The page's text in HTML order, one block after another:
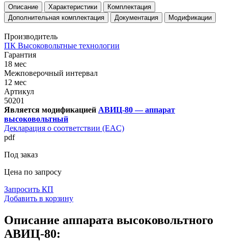
Описание Характеристики
Комплектация
Дополнительная комплектация
Документация Модификации
Производитель
ПК Высоковольтные технологии
Гарантия
18 мес
Межповерочный интервал
12 мес
Артикул
50201
Является модификацией АВИЦ-80 — аппарат
высоковольтный
Декларация о соответствии (EAC)
pdf
Под заказ
Цена по запросу
Запросить КП
Добавить в корзину
Описание аппарата высоковольтного
АВИЦ-80: